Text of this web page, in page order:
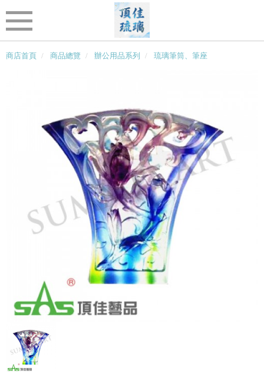
商店首頁 商品總覽 辦公用品系列 琉璃筆筒、筆座